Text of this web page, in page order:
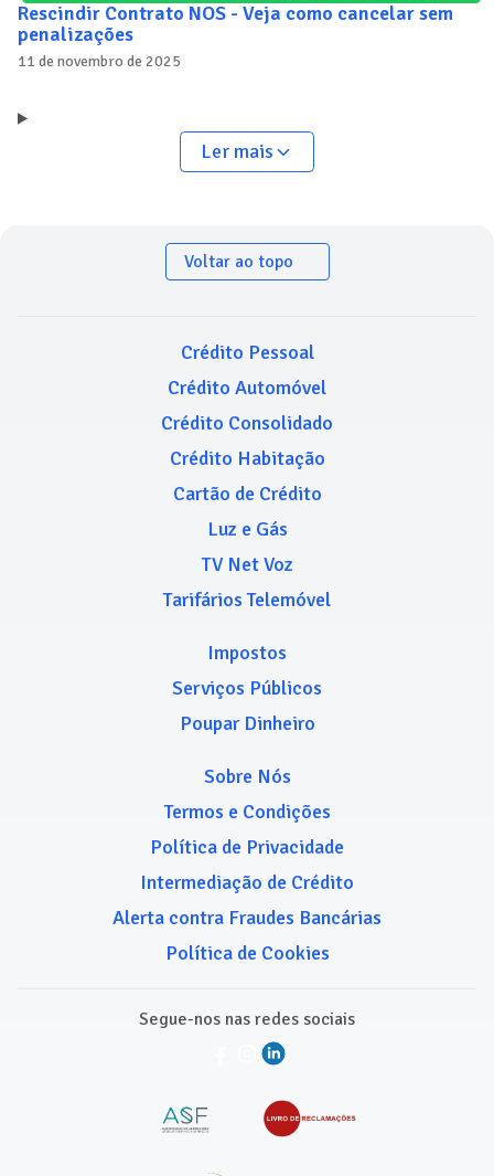
Rescindir Contrato NOS - Veja como cancelar sem
penalizações
11 de novembro de 2025
Ler mais
Voltar ao topo
Crédito Pessoal
Crédito Automóvel
Crédito Consolidado
Crédito Habitação
Cartão de Crédito
Luz e Gás
TV Net Voz
Tarifários Telemóvel
Impostos
Serviços Públicos
Poupar Dinheiro
Sobre Nós
Termos e Condições
Política de Privacidade
Intermediação de Crédito
Alerta contra Fraudes Bancárias
Política de Cookies
Segue-nos nas redes sociais